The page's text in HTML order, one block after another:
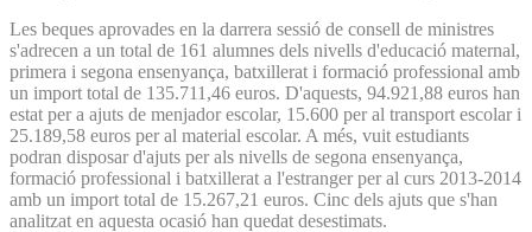
Les beques aprovades en la darrera sessió de consell de ministres
s'adrecen a un total de 161 alumnes dels nivells d'educació maternal,
primera i segona ensenyança, batxillerat i formació professional amb
un import total de 135.711,46 euros. D'aquests, 94.921,88 euros han
estat per a ajuts de menjador escolar, 15.600 per al transport escolar i
25.189,58 euros per al material escolar. A més, vuit estudiants
podran disposar d'ajuts per als nivells de segona ensenyança,
formació professional i batxillerat a l'estranger per al curs 2013-2014
amb un import total de 15.267,21 euros. Cinc dels ajuts que s'han
analitzat en aquesta ocasió han quedat desestimats.